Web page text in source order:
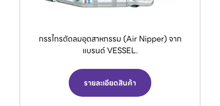
VENZ พัดลมอุตสาหกรรมใบดำและพัดลมระบาย
อากาศ
รายละเอียดสินค้า